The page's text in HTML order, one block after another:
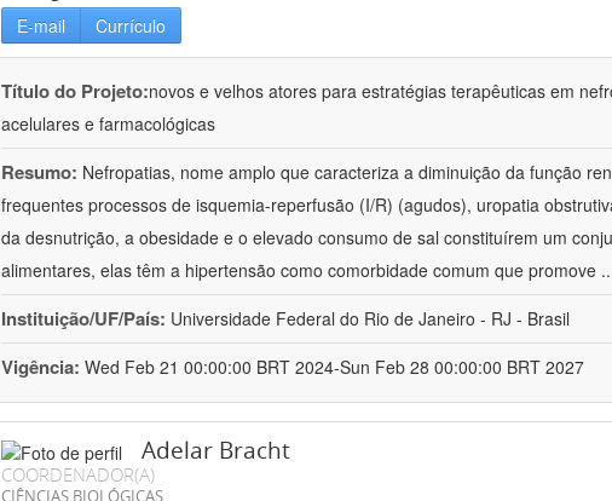
E-mail Currículo
Título do Projeto:novos e velhos atores para estratégias terapêuticas em
acelulares e farmacológicas
Resumo: Nefropatias, nome amplo que caracteriza a diminuição da função
frequentes processos de isquemia-reperfusão (I/R) (agudos), uropatia
da desnutrição, a obesidade e o elevado consumo de sal constituírem um
alimentares, elas têm a hipertensão como comorbidade comum que promove
Instituição/UF/País: Universidade Federal do Rio de Janeiro - RJ - Brasil
Vigência: Wed Feb 21 00:00:00 BRT 2024-Sun Feb 28 00:00:00 BRT 2027
Adelar Bracht
COORDENADOR(A)
CIÊNCIAS BIOLÓGICAS